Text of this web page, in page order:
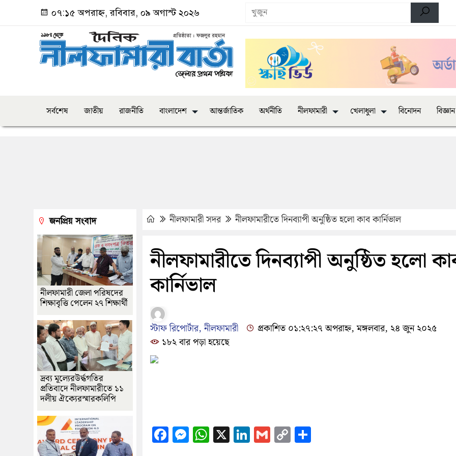
০৭:১৫ অপরাহ্ন, রবিবার, ০৯ অগাস্ট ২০২৬
সর্বশেষ জাতীয় রাজনীতি বাংলাদেশ আন্তর্জাতিক অর্থনীতি নীলফামারী খেলাধুলা বিনোদন
নীলফামারী সদর নীলফামারীতে দিনব্যাপী অনুষ্ঠিত হলো কাব কার্নিভাল
নীলফামারীতে দিনব্যাপী অনুষ্ঠিত হলো
কার্নিভাল
স্টাফ রিপোর্টার, নীলফামারী
প্রকাশিত ০১:২৭:২৭ অপরাহ্ন, মঙ্গলবার, ২৪ জুন ২০২৫
১৮২ বার পড়া হয়েছে
Facebook
Messenger
WhatsApp
X LinkedIn
Gmail
Copy
জনপ্রিয় সংবাদ
নীলফামারী জেলা পরিষদের
শিক্ষাবৃত্তি পেলেন ২৭ শিক্ষার্থী
দ্রব্য মূল্যেরউর্দ্ধগতির
প্রতিবাদে নীলফামারীতে ১১
দলীয় ঐক্যেরস্মারকলিপি